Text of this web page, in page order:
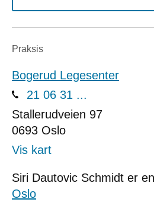
Praksis
Bogerud Legesenter
21 06 31 ...
Stallerudveien 97
0693 Oslo
Vis kart
Siri Dautovic Schmidt er
Oslo